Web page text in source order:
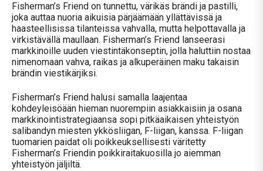
Fisherman’s Friend on tunnettu, värikäs brändi ja pastilli,
joka auttaa nuoria aikuisia pärjäämään yllättävissä ja
haasteellisissa tilanteissa vahvalla, mutta helpottavalla ja
virkistävällä maullaan. Fisherman’s Friend lanseerasi
markkinoille uuden viestintäkonseptin, jolla haluttiin nostaa
nimenomaan vahva, raikas ja alkuperäinen maku takaisin
brändin viestikärjiksi.
Fisherman’s Friend halusi samalla laajentaa
kohdeyleisöään hieman nuorempiin asiakkaisiin ja osana
markkinointistrategiaansa sopi pitkäaikaisen yhteistyön
salibandyn miesten ykkösliigan, F-liigan, kanssa. F-l iigan
tuomarien paidat oli poikkeuksellisesti väritetty
Fisherman’s Friendin poikkiraitakuosilla jo aiemman
yhteistyön jäljiltä.